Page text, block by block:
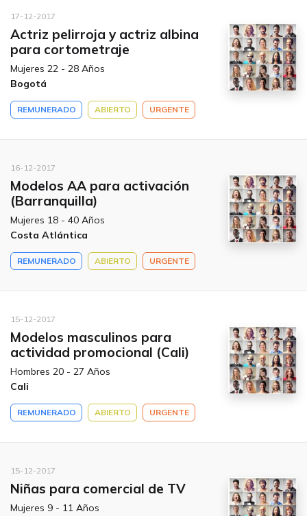
17-12-2017
Actriz pelirroja y actriz albina
para cortometraje
Mujeres 22 - 28 Años
Bogotá
REMUNERADO ABIERTO URGENTE
16-12-2017
Modelos AA para activación
(Barranquilla)
Mujeres 18 - 40 Años
Costa Atlántica
REMUNERADO ABIERTO URGENTE
15-12-2017
Modelos masculinos para
actividad promocional (Cali)
Hombres 20 - 27 Años
Cali
REMUNERADO ABIERTO URGENTE
15-12-2017
Niñas para comercial de TV
Mujeres 9 - 11 Años